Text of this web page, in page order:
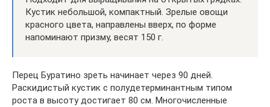
Кустик небольшой, компактный. Зрелые овощи
красного цвета, направлены вверх, по форме
напоминают призму, весят 150 г.
Перец Буратино зреть начинает через 90 дней.
Раскидистый кустик с полудетерминантным типом
роста в высоту достигает 80 см. Многочисленные